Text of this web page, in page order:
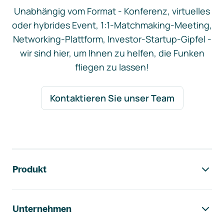
Unabhängig vom Format - Konferenz, virtuelles
oder hybrides Event, 1:1-Matchmaking-Meeting,
Networking-Plattform, Investor-Startup-Gipfel -
wir sind hier, um Ihnen zu helfen, die Funken
fliegen zu lassen!
Kontaktieren Sie unser Team
Produkt
Unternehmen